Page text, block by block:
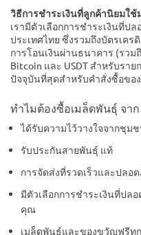
วิธีการชำระเงินที่ลูกค้านิยมใช้
เรามีตัวเลือกการชำระเงินที่ป
ประเทศไทย ซึ่งรวมถึงบัตรเคร
การโอนเงินผ่านธนาคาร (รวม
Bitcoin และ USDT สำหรับรา
ปัจจุบันที่สุดสำหรับคำสั่งซื้อขอ
ทำไมต้องซื้อเมล็ดพันธุ์ จา
ได้รับความไว้วางใจจากชุม
รับประกันสายพันธุ์ แท้
การจัดส่งที่รวดเร็วและปลอ
มีตัวเลือกการชำระเงินที่ปล
คุณ
เมล็ดพันธุ์และของขวัญฟรีทุ